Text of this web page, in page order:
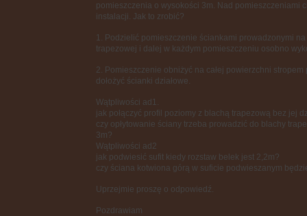
pomieszczenia o wysokości 3m. Nad pomieszczeniami
instalacji. Jak to zrobić?
1. Podzielić pomieszczenie ściankami prowadzonymi
trapezowej i dalej w każdym pomieszczeniu osobno
2. Pomieszczenie obniżyć na całej powierzchni
dołożyć ścianki działowe.
Wątpliwości ad1.
jak połączyć profil poziomy z blachą trapezową bez jej
czy opłytowanie ściany trzeba prowadzić do blachy
3m?
Wątpliwości ad2
jak podwiesić sufit kiedy rozstaw belek jest 2,2m?
czy ściana kotwiona górą w suficie podwieszanym
Uprzejmie proszę o odpowiedź.
Pozdrawiam